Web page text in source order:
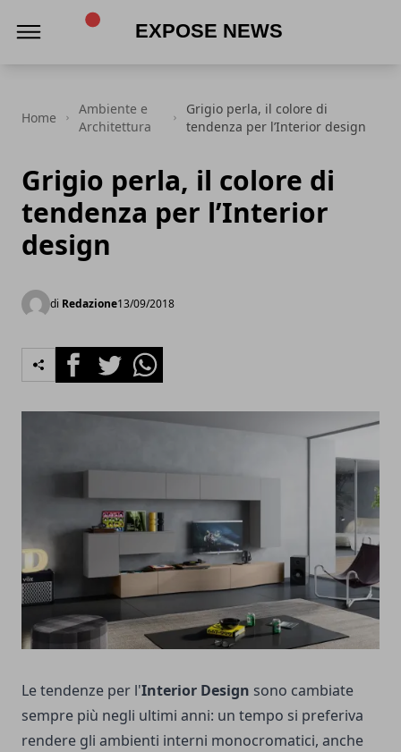
Home
Ambiente e
Architettura
Grigio perla, il colore di
tendenza per l’Interior design
Grigio perla, il colore di
tendenza per l’Interior
design
di Redazione13/09/2018
FacebookTwitterWhatsapp
Le tendenze per l'Interior Design sono cambiate
sempre più negli ultimi anni: un tempo si preferiva
rendere gli ambienti interni monocromatici, anche